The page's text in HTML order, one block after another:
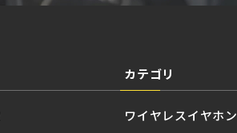
カテゴリ
ワイヤレスイヤホン